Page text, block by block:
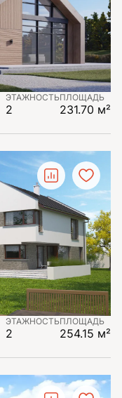
ЭТАЖНОСТЬ
2
ПЛОЩАДЬ
231.70 м²
ЭТАЖНОСТЬ
2
ПЛОЩАДЬ
254.15 м²